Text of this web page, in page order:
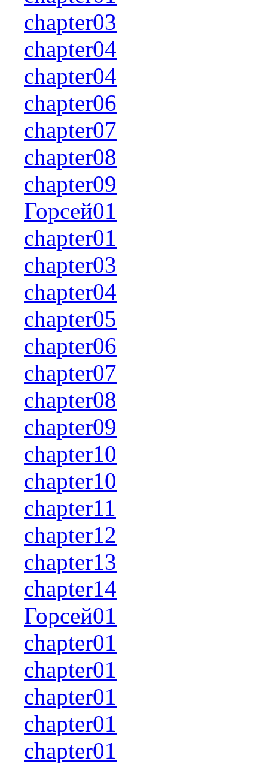
chapter03
chapter04
chapter04
chapter06
chapter07
chapter08
chapter09
Горсей01
chapter01
chapter03
chapter04
chapter05
chapter06
chapter07
chapter08
chapter09
chapter10
chapter10
chapter11
chapter12
chapter13
chapter14
Горсей01
chapter01
chapter01
chapter01
chapter01
chapter01